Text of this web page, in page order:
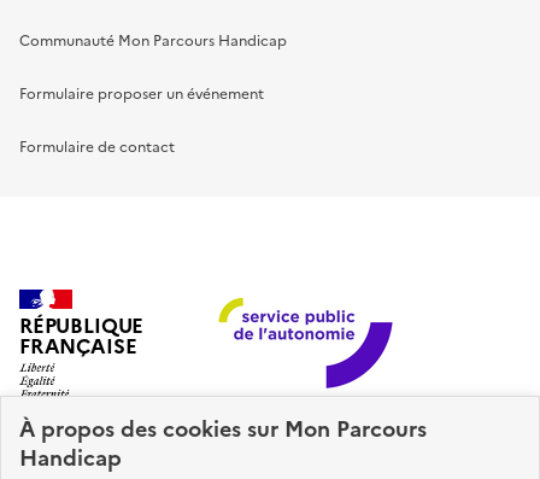
À propos descookiessur Mon Parcours
Handicap
Communauté Mon Parcours Handicap
Formulaire proposer un événement
Formulaire de contact
RÉPUBLIQUE
FRANÇAISE